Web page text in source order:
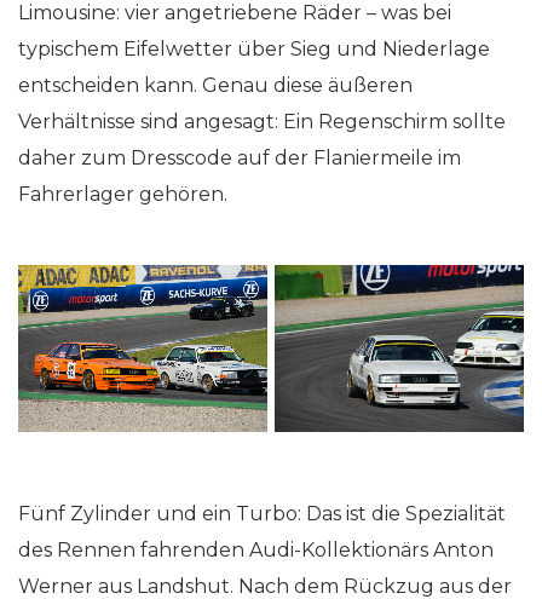
Limousine: vier angetriebene Räder – was bei
typischem Eifelwetter über Sieg und Niederlage
entscheiden kann. Genau diese äußeren
Verhältnisse sind angesagt: Ein Regenschirm sollte
daher zum Dresscode auf der Flaniermeile im
Fahrerlager gehören.
Fünf Zylinder und ein Turbo: Das ist die Spezialität
des Rennen fahrenden Audi-Kollektionärs Anton
Werner aus Landshut. Nach dem Rückzug aus der